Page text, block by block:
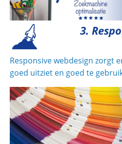
3.
Responsive webdesign zorgt
goed uitziet en goed te